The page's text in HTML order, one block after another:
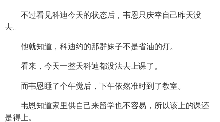
不过看见科迪今天的状态后，韦恩只庆幸自己昨天没
去。
他就知道，科迪约的那群妹子不是省油的灯。
看来，今天一整天科迪都没法去上课了。
而韦恩睡了个午觉后，下午依然准时到了教室。
韦恩知道家里供自己来留学也不容易，所以该上的课还
是得上。